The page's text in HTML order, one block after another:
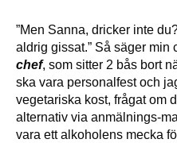
”Men Sanna, dricker inte
aldrig gissat.” Så säger min
chef, som sitter 2 bås bort
ska vara personalfest och
vegetariska kost, frågat om
alternativ via anmälnings-
vara ett alkoholens mecka